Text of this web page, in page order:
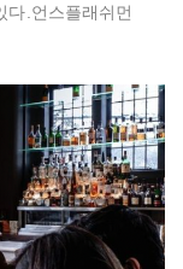
다.언스플래쉬먼